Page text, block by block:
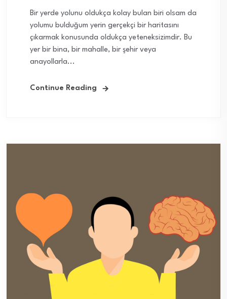
Bir yerde yolunu oldukça kolay bulan biri olsam da
yolumu bulduğum yerin gerçekçi bir haritasını
çıkarmak konusunda oldukça yeteneksizimdir. Bu
yer bir bina, bir mahalle, bir şehir veya
anayollarla...
Continue Reading